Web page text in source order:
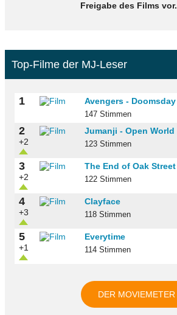
Freigabe des Films vor.
Top-Filme der MJ-Leser
1 Avengers - Doomsday
147 Stimmen
2
+2
Jumanji - Open World
123 Stimmen
3
+2
The End of Oak Street
122 Stimmen
4
+3
Clayface
118 Stimmen
5
+1
Everytime
114 Stimmen
DER MOVIEMETER